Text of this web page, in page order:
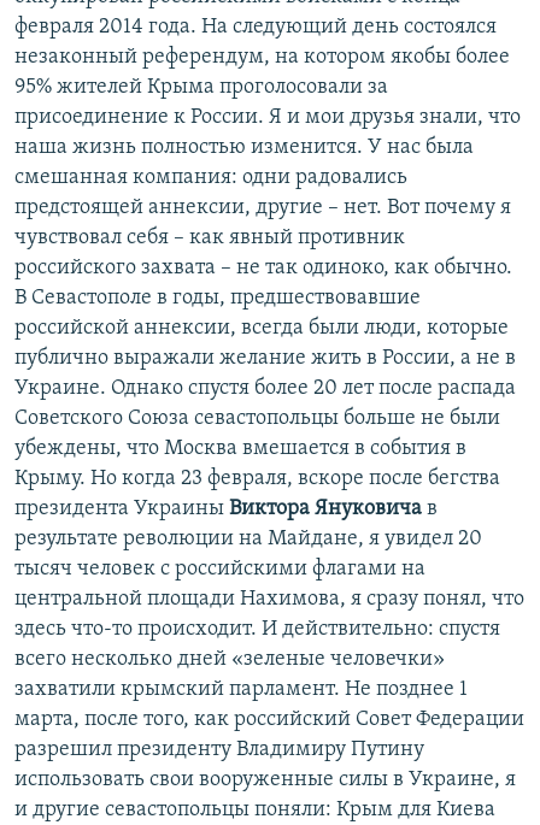
февраля 2014 года. На следующий день состоялся
незаконный референдум, на котором якобы более
95% жителей Крыма проголосовали за
присоединение к России. Я и мои друзья знали, что
наша жизнь полностью изменится. У нас была
смешанная компания: одни радовались
предстоящей аннексии, другие – нет. Вот почему я
чувствовал себя – как явный противник
российского захвата – не так одиноко, как обычно.
В Севастополе в годы, предшествовавшие
российской аннексии, всегда были люди, которые
публично выражали желание жить в России, а не в
Украине. Однако спустя более 20 лет после распада
Советского Союза севастопольцы больше не были
убеждены, что Москва вмешается в события в
Крыму. Но когда 23 февраля, вскоре после бегства
президента Украины Виктора Януковича в
результате революции на Майдане, я увидел 20
тысяч человек с российскими флагами на
центральной площади Нахимова, я сразу понял, что
здесь что-то происходит. И действительно: спустя
всего несколько дней «зеленые человечки»
захватили крымский парламент. Не позднее 1
марта, после того, как российский Совет Федерации
разрешил президенту Владимиру Путину
использовать свои вооруженные силы в Украине, я
и другие севастопольцы поняли: Крым для Киева